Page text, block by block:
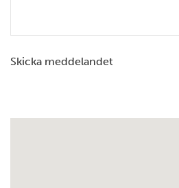
Skicka meddelandet